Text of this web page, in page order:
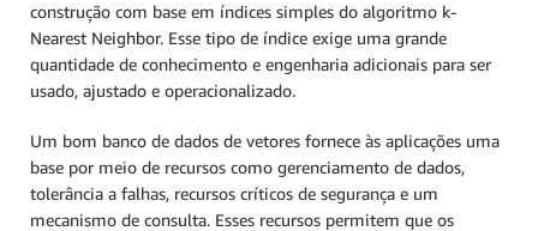
construção com base em índices simples do algoritmo k-
Nearest Neighbor. Esse tipo de índice exige uma grande
quantidade de conhecimento e engenharia adicionais para ser
usado, ajustado e operacionalizado.
Um bom banco de dados de vetores fornece às aplicações uma
base por meio de recursos como gerenciamento de dados,
tolerância a falhas, recursos críticos de segurança e um
mecanismo de consulta. Esses recursos permitem que os